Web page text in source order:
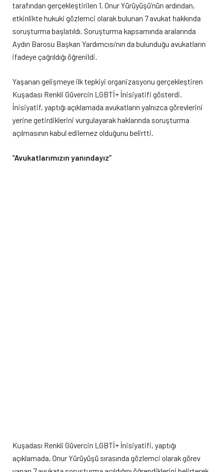
tarafından gerçekleştirilen 1. Onur Yürüyüşü’nün ardından,
etkinlikte hukuki gözlemci olarak bulunan 7 avukat hakkında
soruşturma başlatıldı. Soruşturma kapsamında aralarında
Aydın Barosu Başkan Yardımcısı’nın da bulunduğu avukatların
ifadeye çağrıldığı öğrenildi.
Yaşanan gelişmeye ilk tepkiyi organizasyonu gerçekleştiren
Kuşadası Renkli Güvercin LGBTİ+ İnisiyatifi gösterdi.
İnisiyatif, yaptığı açıklamada avukatların yalnızca görevlerini
yerine getirdiklerini vurgulayarak haklarında soruşturma
açılmasının kabul edilemez olduğunu belirtti.
“Avukatlarımızın yanındayız”
Kuşadası Renkli Güvercin LGBTİ+ İnisiyatifi, yaptığı
açıklamada, Onur Yürüyüşü sırasında gözlemci olarak görev